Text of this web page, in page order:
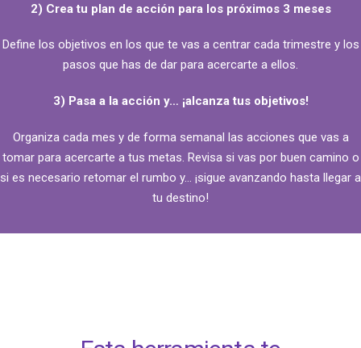
2) Crea tu plan de acción para los próximos 3 meses
Define los objetivos en los que te vas a centrar cada trimestre y los
pasos que has de dar para acercarte a ellos.
3) Pasa a la acción y… ¡alcanza tus objetivos!
Organiza cada mes y de forma semanal las acciones que vas a
tomar para acercarte a tus metas. Revisa si vas por buen camino o
si es necesario retomar el rumbo y… ¡sigue avanzando hasta llegar a
tu destino!